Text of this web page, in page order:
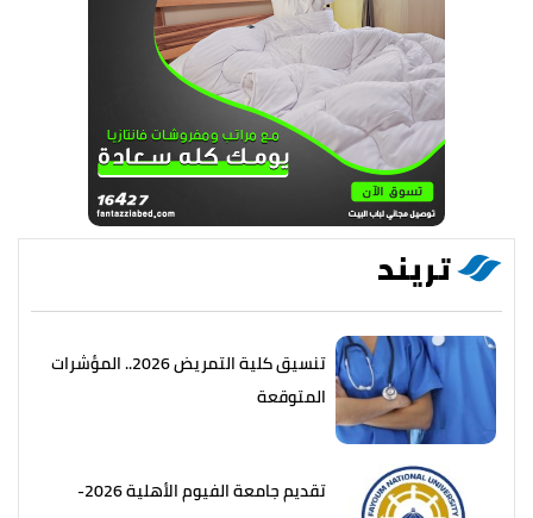
تريند
تنسيق كلية التمريض 2026.. المؤشرات
المتوقعة
تقديم جامعة الفيوم الأهلية 2026-